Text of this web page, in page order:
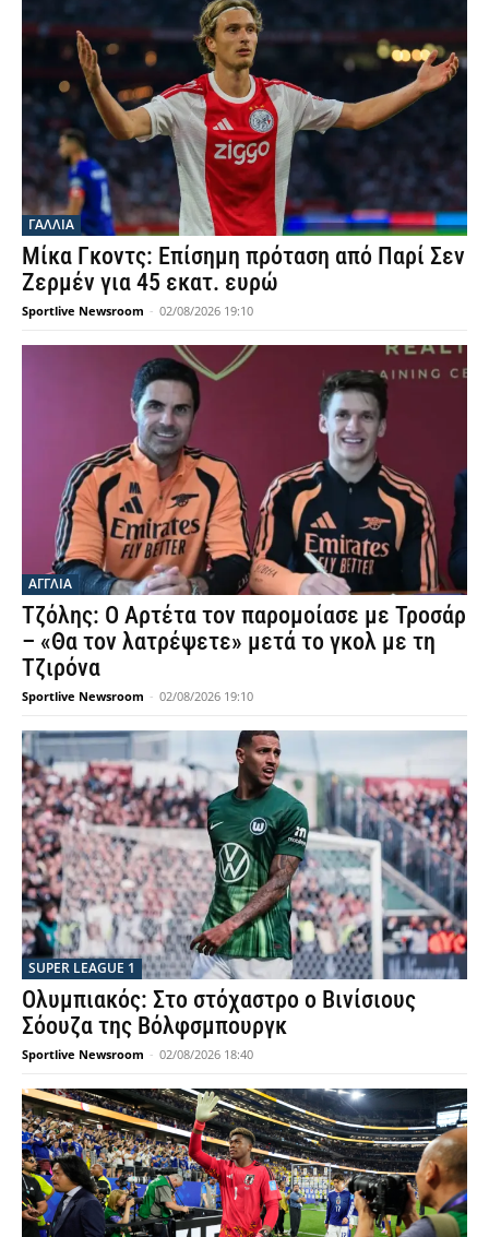
ΓΑΛΛΙΑ
Μίκα Γκοντς: Επίσημη πρόταση από Παρί Σεν
Ζερμέν για 45 εκατ. ευρώ
Sportlive Newsroom - 02/08/2026 19:10
ΑΓΓΛΙΑ
Τζόλης: Ο Αρτέτα τον παρομοίασε με Τροσάρ
– «Θα τον λατρέψετε» μετά το γκολ με τη
Τζιρόνα
Sportlive Newsroom - 02/08/2026 19:10
SUPER LEAGUE 1
Ολυμπιακός: Στο στόχαστρο ο Βινίσιους
Σόουζα της Βόλφσμπουργκ
Sportlive Newsroom - 02/08/2026 18:40